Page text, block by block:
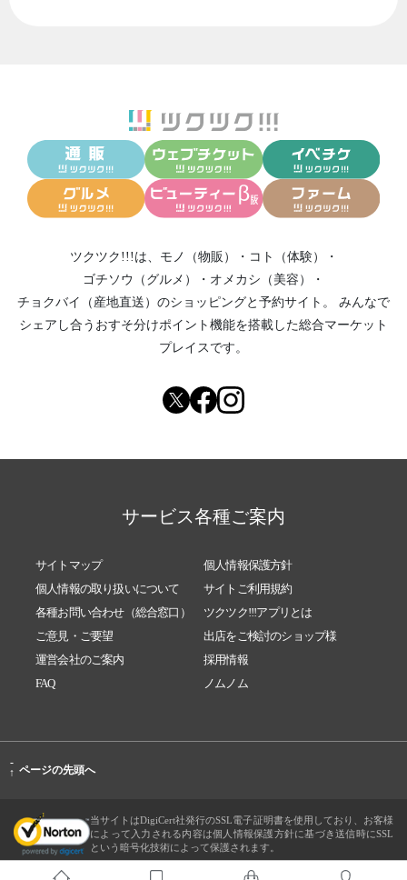
ツクツク!!!は、 モノ（物販） ・ コト（体験）
・
ゴチソウ（グルメ）
・ オメカシ（美容）
・
チョクバイ（産地直送） のショッピングと予約サイト。
みんなで
シェアし合う おすそ分けポイント機能を搭載した総合マーケット
プレイスです。
サービス各種ご案内
サイトマップ
個人情報保護方針
個人情報の取り扱いについて
サイトご利用規約
各種お問い合わせ（総合窓口）
ツクツク!!!アプリとは
ご意見・ご要望
出店をご検討のショップ様
運営会社のご案内
採用情報
FAQ
ノムノム
-
↑ ページの先頭へ
当サイトはDigiCert社発行のSSL電子証明書を使用しており、お客様
によって入力される内容は個人情報保護方針に基づき送信時にSSL
という暗号化技術によって保護されます。